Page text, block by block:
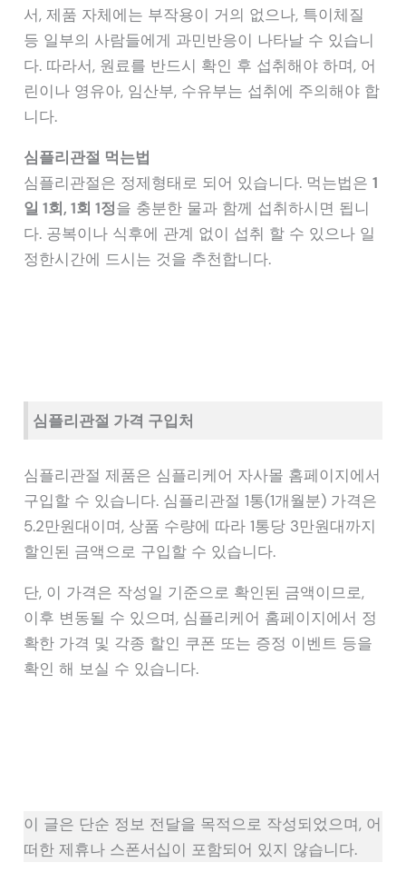
서, 제품 자체에는 부작용이 거의 없으나, 특이체질
등 일부의 사람들에게 과민반응이 나타날 수 있습니
다. 따라서, 원료를 반드시 확인 후 섭취해야 하며, 어
린이나 영유아, 임산부, 수유부는 섭취에 주의해야 합
니다.
심플리관절 먹는법
심플리관절은 정제형태로 되어 있습니다. 먹는법은1
일 1회, 1회 1정을 충분한 물과 함께 섭취하시면 됩니
다. 공복이나 식후에 관계 없이 섭취 할 수 있으나 일
정한시간에 드시는 것을 추천합니다.
심플리관절 가격 구입처
심플리관절 제품은 심플리케어 자사몰 홈페이지에서
구입할 수 있습니다. 심플리관절 1통(1개월분) 가격은
5.2만원대이며, 상품 수량에 따라 1통당 3만원대까지
할인된 금액으로 구입할 수 있습니다.
단, 이 가격은 작성일 기준으로 확인된 금액이므로,
이후 변동될 수 있으며, 심플리케어 홈페이지에서 정
확한 가격 및 각종 할인 쿠폰 또는 증정 이벤트 등을
확인 해 보실 수 있습니다.
이 글은 단순 정보 전달을 목적으로 작성되었으며, 어
떠한 제휴나 스폰서십이 포함되어 있지 않습니다.